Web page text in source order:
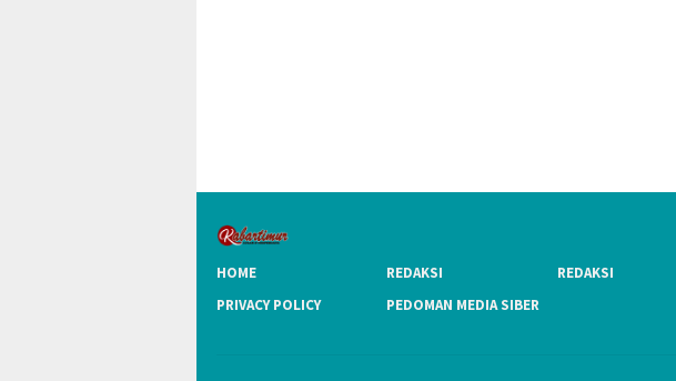
HOME REDAKSI
REDAKSI
PRIVACY POLICY
PEDOMAN MEDIA SIBER